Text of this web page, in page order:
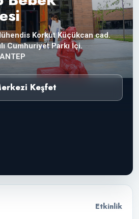
Korkut Küçükcan cad.
Cumhuriyet Parkı İçi.
Keşfet
Etkinlik